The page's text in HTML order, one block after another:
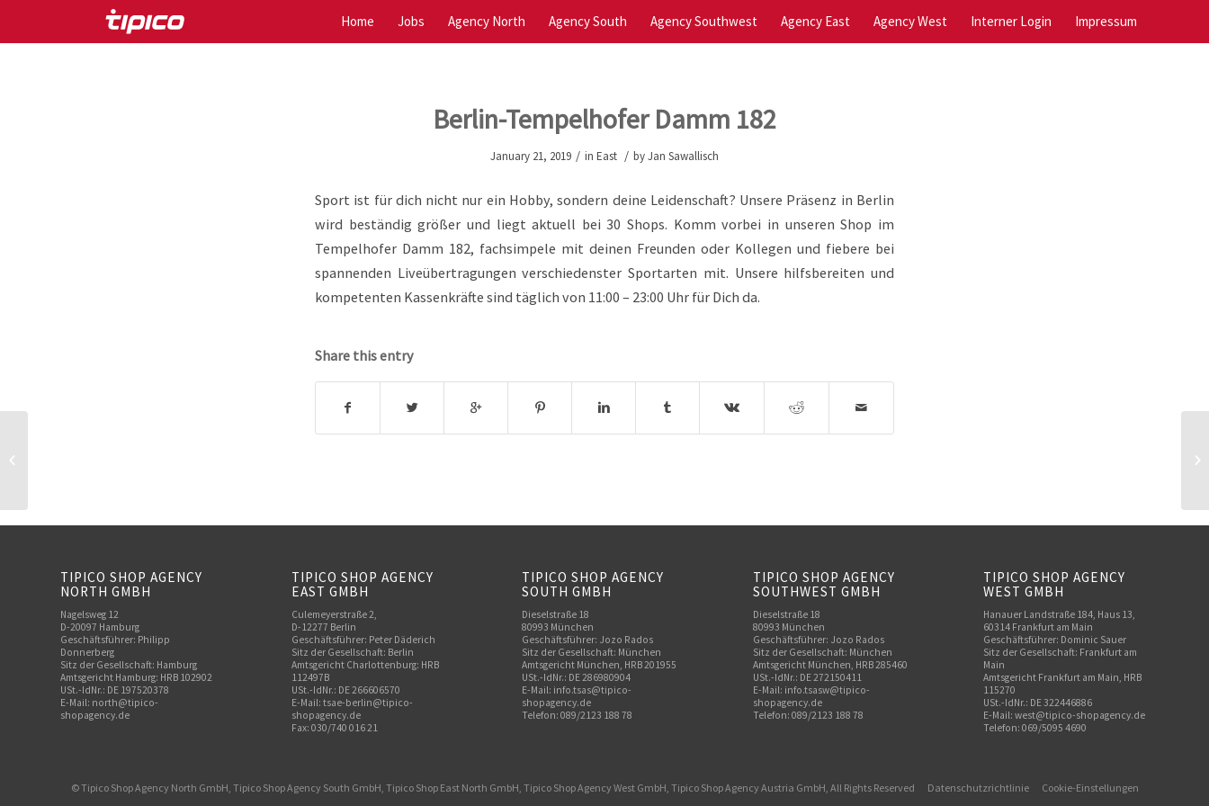
Home Jobs Agency North Agency South Agency Southwest Agency East Agency West Interner Login Impressum
Berlin-Tempelhofer Damm 182
January 21, 2019 / in East / byJan Sawallisch
Sport ist für dich nicht nur ein Hobby, sondern deine Leidenschaft? Unsere Präsenz in Berlin
wird beständig größer und liegt aktuell bei 30 Shops. Komm vorbei in unseren Shop im
Tempelhofer Damm 182, fachsimpele mit deinen Freunden oder Kollegen und fiebere bei
spannenden Liveübertragungen verschiedenster Sportarten mit. Unsere hilfsbereiten und
kompetenten Kassenkräfte sind täglich von 11:00 – 23:00 Uhr für Dich da.
Share this entry
TIPICO SHOP AGENCY
NORTH GMBH
Nagelsweg 12
D-20097 Hamburg
Geschäftsführer: Philipp
Donnerberg
Sitz der Gesellschaft: Hamburg
Amtsgericht Hamburg: HRB 102902
USt.-IdNr.: DE 197520378
E-Mail: north@tipico-
shopagency.de
TIPICO SHOP AGENCY
EAST GMBH
Culemeyerstraße 2,
D-12277 Berlin
Geschäftsführer: Peter Däderich
Sitz der Gesellschaft: Berlin
Amtsgericht Charlottenburg: HRB
112497B
USt.-IdNr.: DE 266606570
E-Mail: tsae-berlin@tipico-
shopagency.de
Fax: 030/740 016 21
TIPICO SHOP AGENCY
SOUTH GMBH
Dieselstraße 18
80993 München
Geschäftsführer: Jozo Rados
Sitz der Gesellschaft: München
Amtsgericht München, HRB 201955
USt.-IdNr.: DE 286980904
E-Mail: info.tsas@tipico-
shopagency.de
Telefon: 089/2123 188 78
TIPICO SHOP AGENCY
SOUTHWEST GMBH
Dieselstraße 18
80993 München
Geschäftsführer: Jozo Rados
Sitz der Gesellschaft: München
Amtsgericht München, HRB 285460
USt.-IdNr.: DE 272150411
E-Mail: info.tsasw@tipico-
shopagency.de
Telefon: 089/2123 188 78
TIPICO SHOP AGENCY
WEST GMBH
Hanauer Landstraße 184, Haus 13,
60314 Frankfurt am Main
Geschäftsführer: Dominic Sauer
Sitz der Gesellschaft: Frankfurt am
Main
Amtsgericht Frankfurt am Main, HRB
115270
USt.-IdNr.: DE 322446886
E-Mail: west@tipico-shopagency.de
Telefon: 069/5095 4690
© Tipico Shop Agency North GmbH, Tipico Shop Agency South GmbH, Tipico Shop East North GmbH, Tipico Shop Agency West GmbH, Tipico Shop Agency Austria GmbH, All Rights Reserved Datenschutzrichtlinie Cookie-Einstellungen